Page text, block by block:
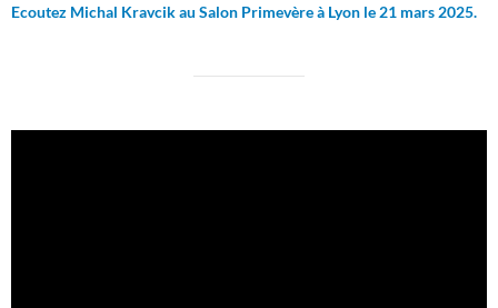
Ecoutez Michal Kravcik au Salon Primevère à Lyon le 21 mars 2025.